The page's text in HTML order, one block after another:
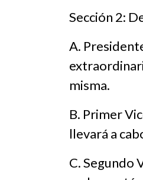
Sección 2:
A.
misma.
B. Primer
llevará a
C. Segundo